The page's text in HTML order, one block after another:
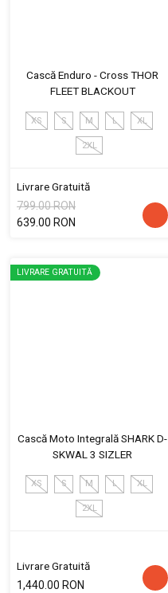
Cască Enduro - Cross THOR
FLEET BLACKOUT
XS S M L XL
2XL
Livrare Gratuită
799.00 RON
639.00 RON
LIVRARE GRATUITĂ
Cască Moto Integrală SHARK D-
SKWAL 3 SIZLER
XS S M L XL
2XL
Livrare Gratuită
1,440.00 RON